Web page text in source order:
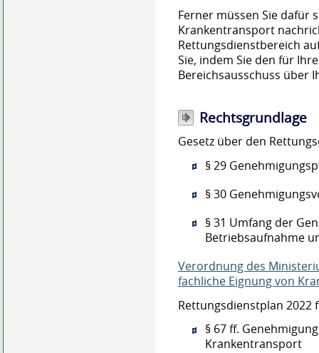
Ferner müssen Sie dafür
Krankentransport
Rettungsdienstbereich
Sie, indem Sie den für
Bereichsausschuss über
Rechtsgrundlage
Gesetz über den
§ 29
§ 30
§ 31 Umfang der
Betriebsaufnahme
Verordnung des
fachliche Eignung von
Rettungsdienstplan
§ 67 ff.
Krankentransport